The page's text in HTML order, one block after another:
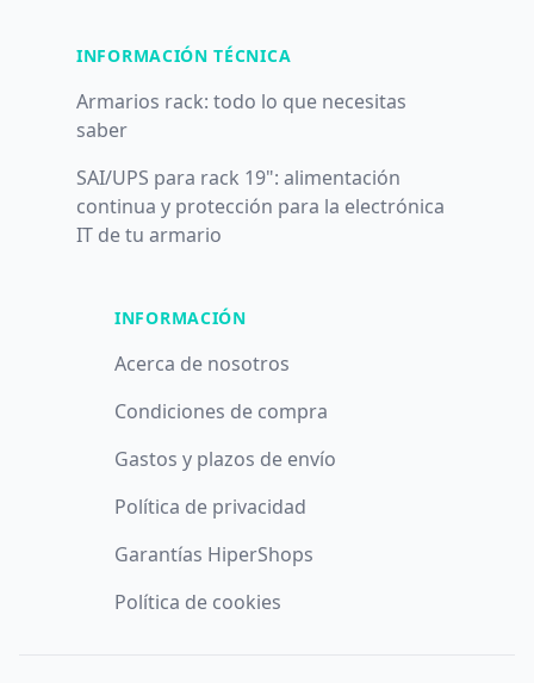
INFORMACIÓN TÉCNICA
Armarios rack: todo lo que necesitas
saber
SAI/UPS para rack 19": alimentación
continua y protección para la electrónica
IT de tu armario
INFORMACIÓN
Acerca de nosotros
Condiciones de compra
Gastos y plazos de envío
Política de privacidad
Garantías HiperShops
Política de cookies